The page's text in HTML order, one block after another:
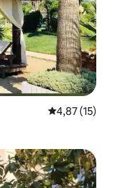
Средна
4,87 (15)